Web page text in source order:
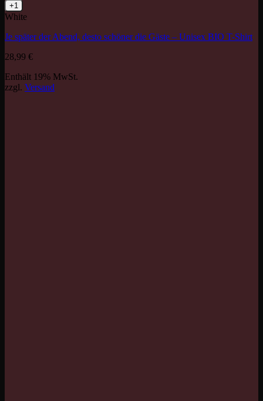
+1
White
Je später der Abend, desto schöner die Gäste – Unisex BIO T-Shirt
28,99 €
Enthält 19% MwSt.
zzgl. Versand